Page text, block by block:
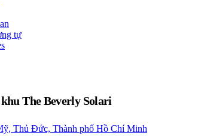
tự
The Beverly Solari
Thủ Đức, Thành phố Hồ Chí Minh